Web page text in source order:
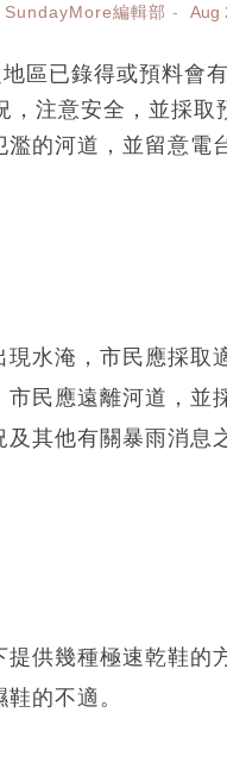
SundayMore編輯部 Aug
區已錄得或預料會
，注意安全，並採取
的河道，並留意電
水淹，市民應採取
民應遠離河道，並
其他有關暴雨消息
供幾種極速乾鞋的
的不適。